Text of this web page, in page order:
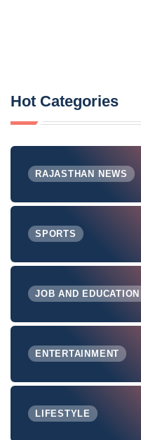
Hot Categories
RAJASTHAN NEWS
SPORTS
JOB AND EDUCATION
ENTERTAINMENT
LIFESTYLE